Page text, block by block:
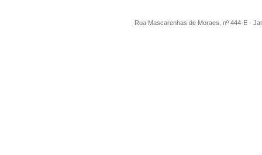
Rua Mascarenhas de Moraes, nº 444-E -